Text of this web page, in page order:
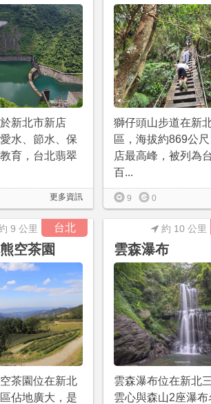
新北市新店
水、節水、保
育，台北翡翠
更多資訊
獅仔頭山步道在新
區，海拔約869公
店最高峰，被列為
百...
9 0
台北
9 公里
空茶園
茶園位在新北
佔地廣大，是
約 10 公里
雲森瀑布
雲森瀑布位在新北
雲心與森山2座瀑布